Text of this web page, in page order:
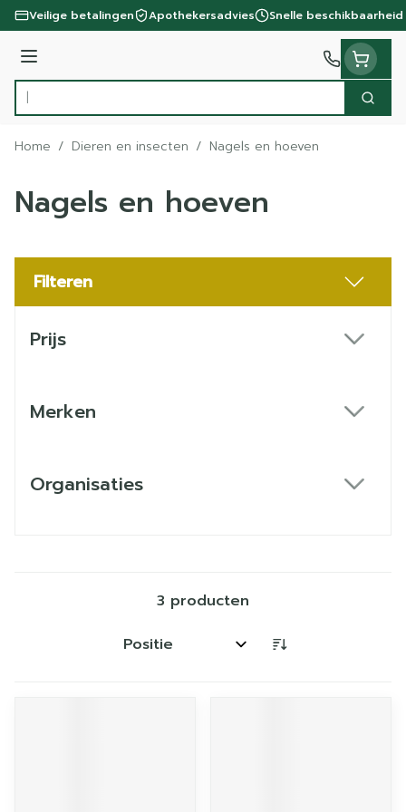
Ga naar de inhoud
Veilige betalingen Apothekersadvies Snelle beschikbaarheid
Menu
Product, merk, categorie...
Zoek
Home / Dieren en insecten / Nagels en hoeven
Nagels en hoeven
Filteren
Prijs
Merken
Organisaties
3 producten
Sorteer op: